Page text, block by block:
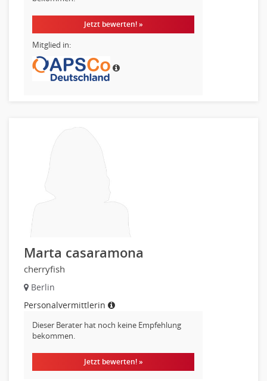
Jetzt bewerten! »
Mitglied in:
Marta casaramona
cherryfish
Berlin
Personalvermittlerin
Dieser Berater hat noch keine Empfehlung
bekommen.
Jetzt bewerten! »